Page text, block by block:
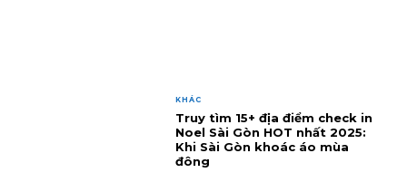
KHÁC
Truy tìm 15+ địa điểm check in
Noel Sài Gòn HOT nhất 2025:
Khi Sài Gòn khoác áo mùa
đông